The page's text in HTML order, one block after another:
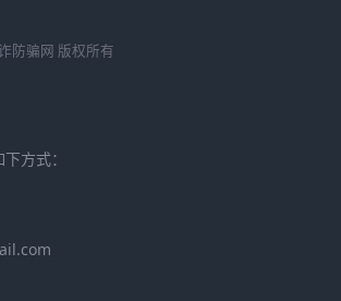
防骗网 版权所有
方式：